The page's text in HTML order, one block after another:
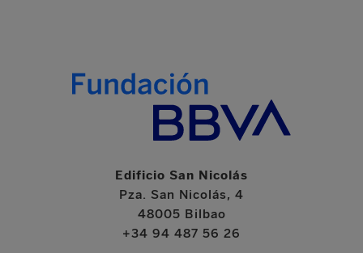
Edificio San Nicolás
Pza. San Nicolás, 4
48005 Bilbao
+34 94 487 56 26